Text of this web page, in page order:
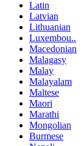
Latin
Latvian
Lithuanian
Luxembou..
Macedonian
Malagasy
Malay
Malayalam
Maltese
Maori
Marathi
Mongolian
Burmese